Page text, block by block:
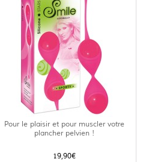
Pour le plaisir et pour muscler votre
plancher pelvien !
19,90€